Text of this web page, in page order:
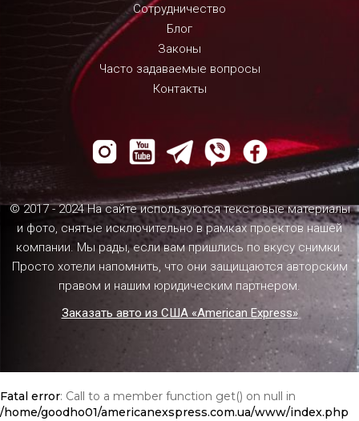
Сотрудничество
Блог
Законы
Часто задаваемые вопросы
Контакты
© 2017 - 2024 На сайте используются текстовые материалы
и фото, снятые исключительно в рамках проектов нашей
компании. Мы рады, если вам пришлись по вкусу снимки.
Просто хотели напомнить, что они защищаются авторским
правом и нашим юридическим партнером.
Заказать авто из США «American Express»
Fatal error: Call to a member function get() on null in
/home/goodho01/americanexspress.com.ua/www/index.php